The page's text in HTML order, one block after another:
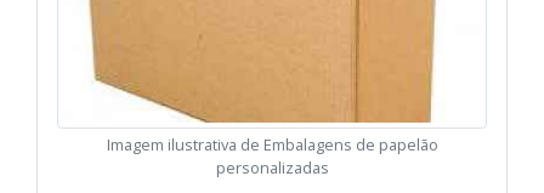
Imagem ilustrativa de Embalagens de papelão
personalizadas